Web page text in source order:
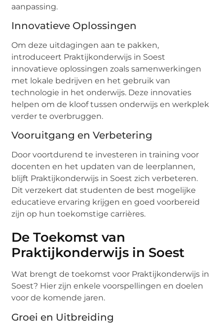
aanpassing.
Innovatieve Oplossingen
Om deze uitdagingen aan te pakken,
introduceert Praktijkonderwijs in Soest
innovatieve oplossingen zoals samenwerkingen
met lokale bedrijven en het gebruik van
technologie in het onderwijs. Deze innovaties
helpen om de kloof tussen onderwijs en werkplek
verder te overbruggen.
Vooruitgang en Verbetering
Door voortdurend te investeren in training voor
docenten en het updaten van de leerplannen,
blijft Praktijkonderwijs in Soest zich verbeteren.
Dit verzekert dat studenten de best mogelijke
educatieve ervaring krijgen en goed voorbereid
zijn op hun toekomstige carrières.
De Toekomst van
Praktijkonderwijs in Soest
Wat brengt de toekomst voor Praktijkonderwijs in
Soest? Hier zijn enkele voorspellingen en doelen
voor de komende jaren.
Groei en Uitbreiding